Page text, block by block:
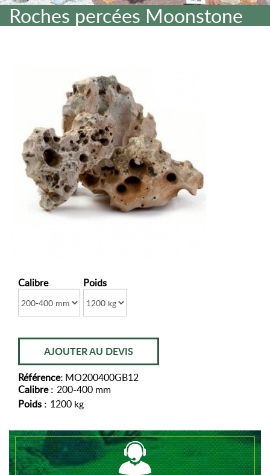
Roches percées Moonstone
Calibre Poids
AJOUTER AU DEVIS
Référence: MO200400GB12
Calibre : 200-400 mm
Poids : 1200 kg